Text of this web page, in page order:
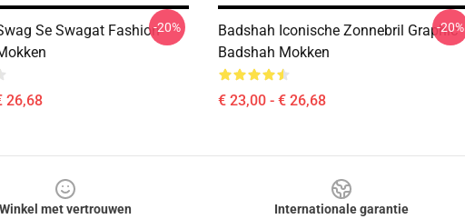
Se Swagat Fashion
26,68
-20%
Badshah Iconische Zonnebril Graphic
Badshah Mokken
€ 23,00 - € 26,68
-20%
Winkel met vertrouwen
Internationale garantie